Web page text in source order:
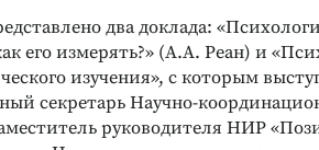
два доклада:
его измерять?» (А.А. Реан) и
изучения», с которым
секретарь Научно-
руководителя НИР